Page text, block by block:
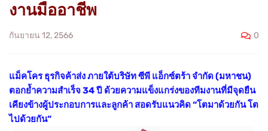
งานมืออาชีพ
กันยายน 12, 2566 0
แม็คโคร ธุรกิจค้าส่ง ภายใต้บริษัท ซีพี แอ็กซ์ตร้า จำกัด (มหาชน)
ตอกย้ำความสำเร็จ 34 ปี ด้วยความแข็งแกร่งของทีมงานที่มีจุดยืน
เคียงข้างผู้ประกอบการและลูกค้า สอดรับแนวคิด “โตมาด้วยกัน โต
ไปด้วยกัน”